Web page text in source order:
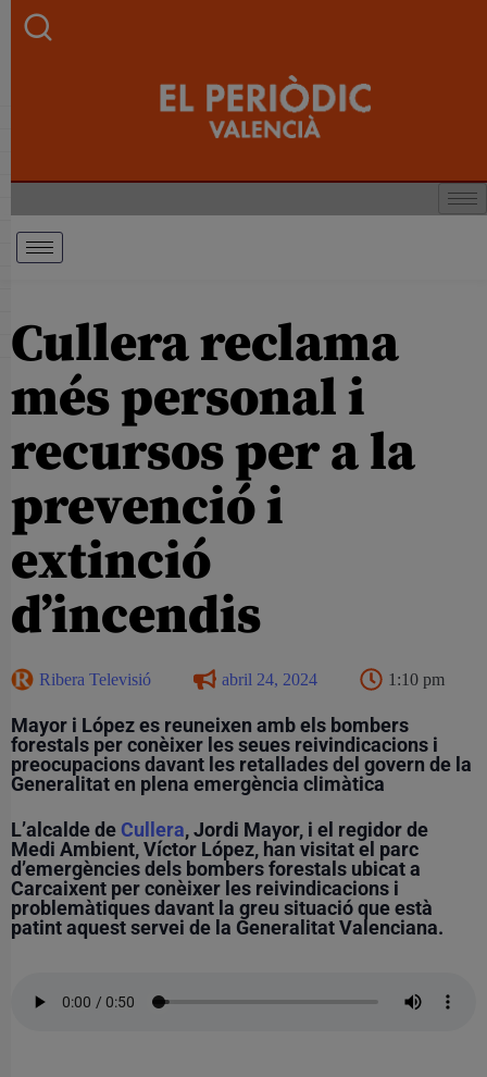
Cullera reclama
més personal i
recursos per a la
prevenció i
extinció
d’incendis
Ribera Televisió abril 24, 2024 1:10 pm
Mayor i López es reuneixen amb els bombers
forestals per conèixer les seues reivindicacions i
preocupacions davant les retallades del govern de la
Generalitat en plena emergència climàtica
L’alcalde de Cullera, Jordi Mayor, i el regidor de
Medi Ambient, Víctor López, han visitat el parc
d’emergències dels bombers forestals ubicat a
Carcaixent per conèixer les reivindicacions i
problemàtiques davant la greu situació que està
patint aquest servei de la Generalitat Valenciana.